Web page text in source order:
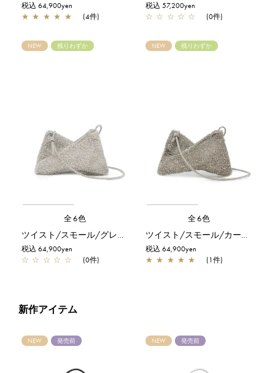
税込 64,900yen
★ ★ ★ ★ ★ (4件)
税込 57,200yen
☆ ☆ ☆ ☆ ☆ (0件)
NEW 残りわずか
全6色
ツイスト/スモール/グレイッシュホワイトシルバー
税込 64,900yen
☆ ☆ ☆ ☆ ☆ (0件)
NEW 残りわずか
全6色
ツイスト/スモール/カーキシルバー
税込 64,900yen
★ ★ ★ ★ ★ (1件)
新作アイテム
NEW 発売前 NEW 発売前